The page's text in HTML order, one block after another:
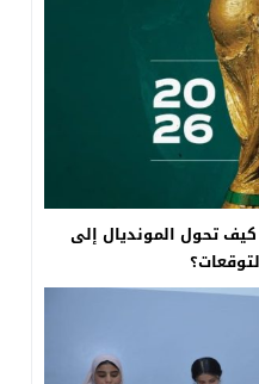
كيف تحول المونديال إلى